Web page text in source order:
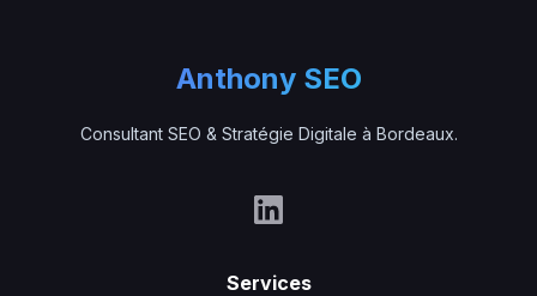
Anthony SEO
Consultant SEO & Stratégie Digitale à Bordeaux.
Services